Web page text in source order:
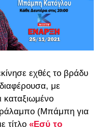
εχθές το βράδυ
με
καταξιωμένο
(Μπάμπη για
τίτλο «Εσύ το